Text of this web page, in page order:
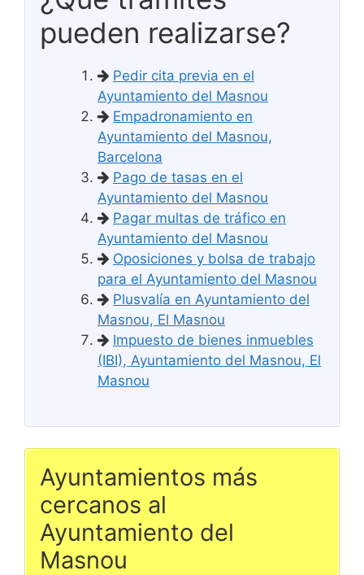
pueden realizarse?
Pedir cita previa en el
Ayuntamiento del Masnou
Empadronamiento en
Ayuntamiento del Masnou,
Barcelona
Pago de tasas en el
Ayuntamiento del Masnou
Pagar multas de tráfico en
Ayuntamiento del Masnou
Oposiciones y bolsa de trabajo
para el Ayuntamiento del Masnou
Plusvalía en Ayuntamiento del
Masnou, El Masnou
Impuesto de bienes inmuebles
(IBI), Ayuntamiento del Masnou, El
Masnou
Ayuntamientos más
cercanos al
Ayuntamiento del
Masnou